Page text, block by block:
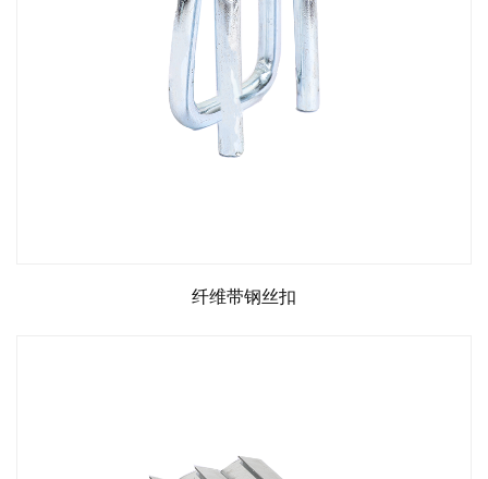
纤维带钢丝扣